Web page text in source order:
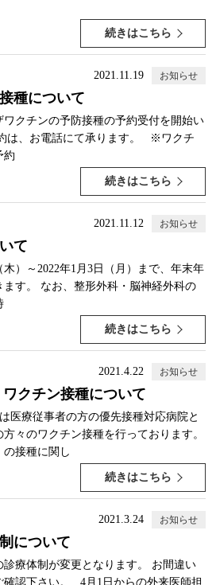
続きはこちら
2021.11.19 お知らせ
種について
クチンの予防接種の予約受付を開始い
は、お電話にて承ります。 ※ワクチ
約
続きはこちら
2021.11.12 お知らせ
て
木）～2022年1月3日（月）まで、年末年
す。 なお、整形外科・脳神経外科の
続きはこちら
2021.4.22 お知らせ
クチン接種について
医療従事者の方の優先接種対応病院と
々のワクチン接種を行っております。
接種に関し
続きはこちら
2021.3.24 お知らせ
について
診療体制が変更となります。 お間違い
確認下さい。 4月1日からの外来医師担